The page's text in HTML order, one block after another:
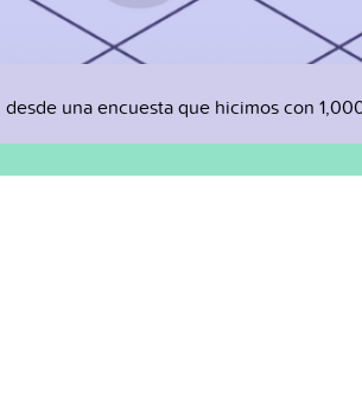
una encuesta que hicimos con